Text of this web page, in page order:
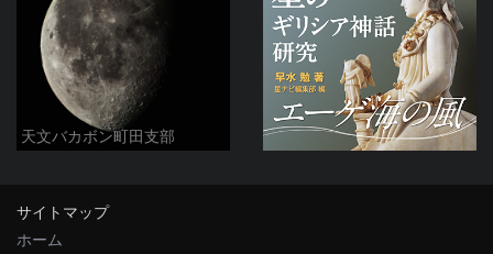
天文バカボン町田支部
サイトマップ
ホーム